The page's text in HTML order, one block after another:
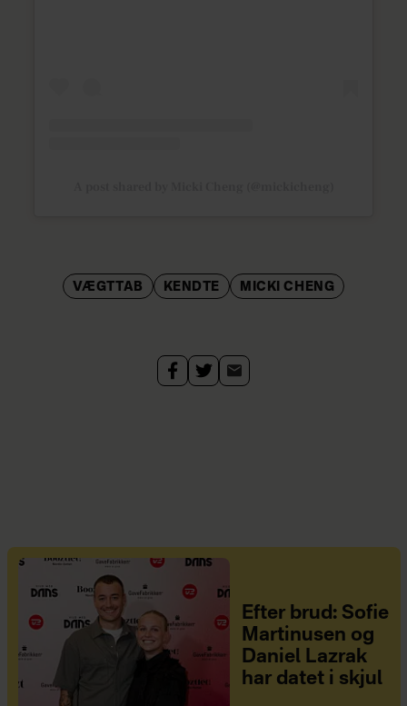
VÆGTTAB KENDTE MICKI CHENG
Efter brud: Sofie
Martinusen og
Daniel Lazrak
har datet i skjul